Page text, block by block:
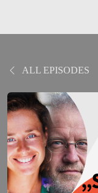
ALL EPISODES